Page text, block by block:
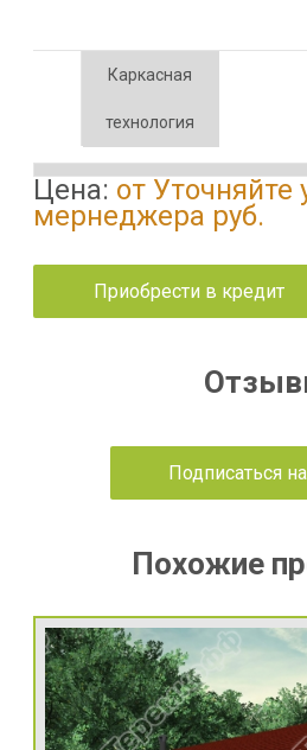
Каркасная
технология
Цена: от Уточняйте
мернеджера руб.
Приобрести в кредит
Подписаться
Похожие